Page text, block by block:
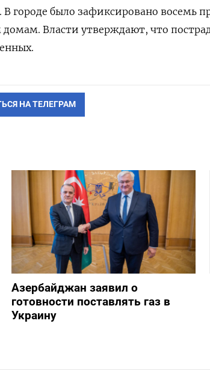
В городе было зафиксировано восемь
Власти утверждают, что
НА ТЕЛЕГРАМ
Азербайджан заявил о
готовности поставлять газ в
Украину